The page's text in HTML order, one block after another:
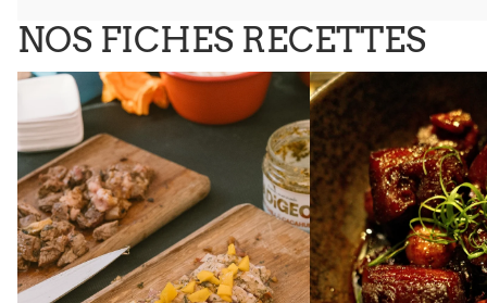
NOS FICHES RECETTES
Tataki de saumon - Marinade Sweet
Chili & Cacahuètes
Porc au Caramel -
Menthe - Marinade